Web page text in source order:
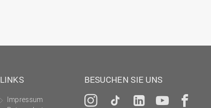
LINKS
Impressum
BESUCHEN SIE UNS
Instagram
TiktokLinkedInYouTube